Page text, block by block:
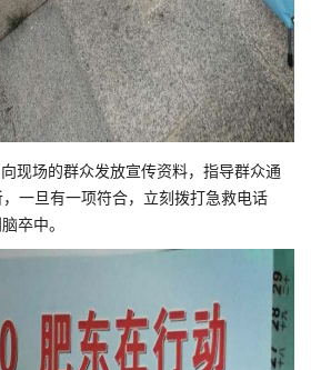
现场的群众发放宣传资料，指导群众通
一旦有一项符合，立刻拨打急救电话
卒中。